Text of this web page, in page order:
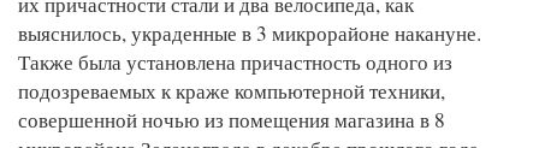
выяснилось, украденные в 3 микрорайоне накануне.
Также была установлена причастность одного из
подозреваемых к краже компьютерной техники,
совершенной ночью из помещения магазина в 8